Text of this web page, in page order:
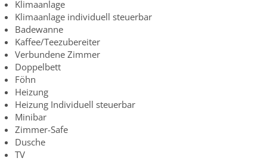
Klimaanlage
Klimaanlage individuell steuerbar
Badewanne
Kaffee/Teezubereiter
Verbundene Zimmer
Doppelbett
Föhn
Heizung
Heizung Individuell steuerbar
Minibar
Zimmer-Safe
Dusche
TV